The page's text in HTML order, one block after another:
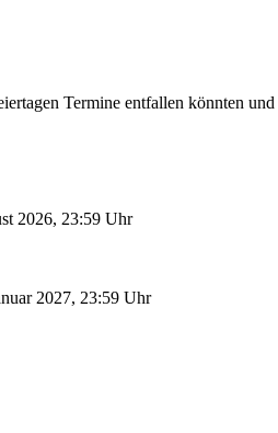
Termine entfallen könnten und
2026, 23:59 Uhr
2027, 23:59 Uhr